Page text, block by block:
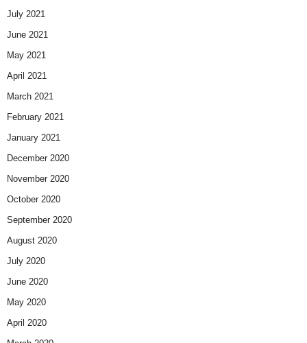
July 2021
June 2021
May 2021
April 2021
March 2021
February 2021
January 2021
December 2020
November 2020
October 2020
September 2020
August 2020
July 2020
June 2020
May 2020
April 2020